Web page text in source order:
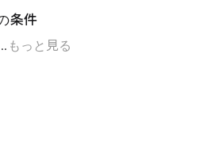
条件
もっと見る